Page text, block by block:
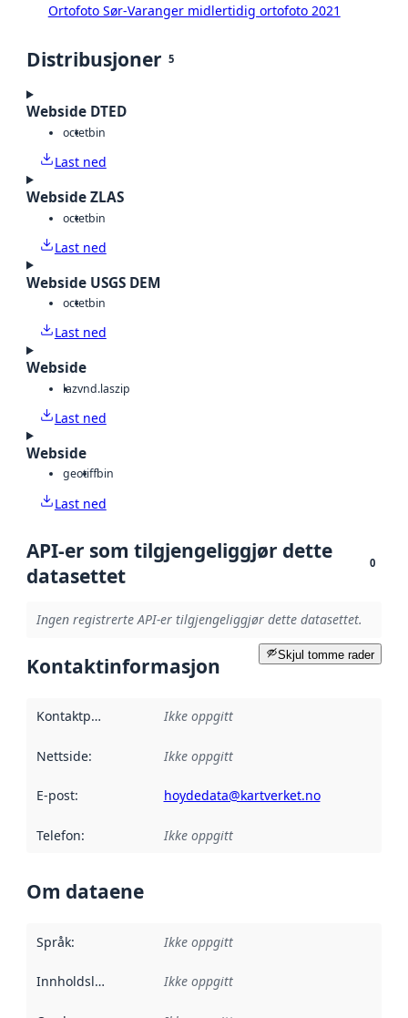
Ortofoto Sør-Varanger midlertidig ortofoto 2021
Distribusjoner 5
Webside DTED
octetbin
Last ned
Webside ZLAS
octetbin
Last ned
Webside USGS DEM
octetbin
Last ned
Webside
lazvnd.laszip
Last ned
Webside
geotiffbin
Last ned
API-er som tilgjengeliggjør dette
datasettet
0
Ingen registrerte API-er tilgjengeliggjør dette datasettet.
Skjul tomme rader
Kontaktinformasjon
Kontaktpunkt Ikke oppgitt
Nettside: Ikke oppgitt
E-post: hoydedata@kartverket.no
Telefon: Ikke oppgitt
Om dataene
Språk: Ikke oppgitt
Innholdsleverandører :
Ikke oppgitt